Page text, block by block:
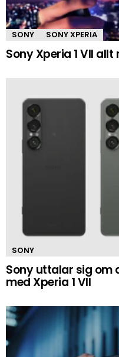
SONY SONY XPERIA
Sony Xperia 1 VII
SONY
Sony uttalar sig om
med Xperia 1 VII